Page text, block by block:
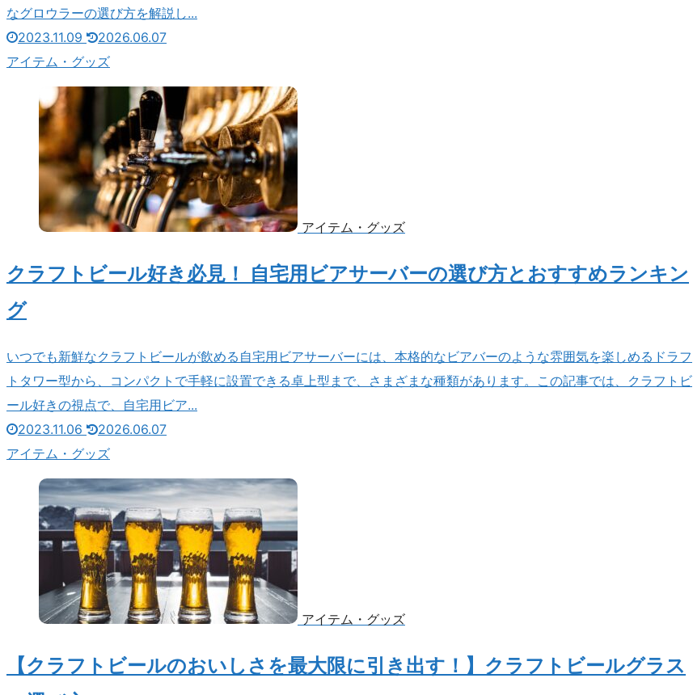
なグロウラーの選び方を解説し...
2023.11.09
2026.06.07
アイテム・グッズ
アイテム・グッズ
クラフトビール好き必見！ 自宅用ビアサーバーの選び方とおすすめランキン
グ
いつでも新鮮なクラフトビールが飲める自宅用ビアサーバーには、本格的なビアバーのような雰囲気を楽しめるドラフ
トタワー型から、コンパクトで手軽に設置できる卓上型まで、さまざまな種類があります。この記事では、クラフトビ
ール好きの視点で、自宅用ビア...
2023.11.06
2026.06.07
アイテム・グッズ
アイテム・グッズ
【クラフトビールのおいしさを最大限に引き出す！】クラフトビールグラス